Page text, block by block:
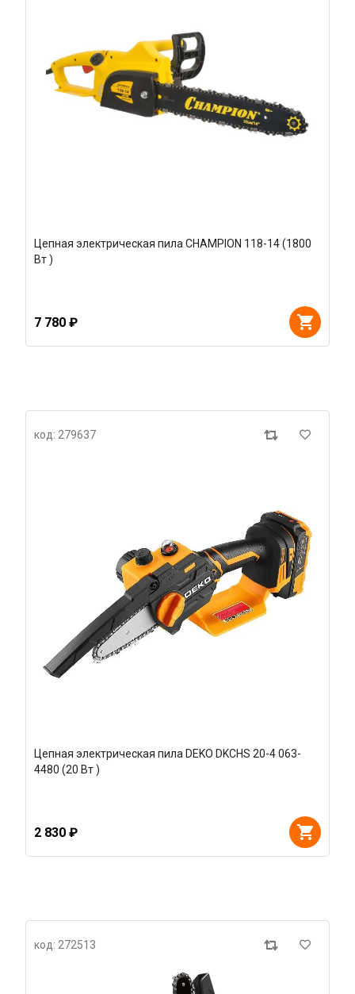
Цепная электрическая пила CHAMPION 118-14 (1800
Вт )
7 780 ₽
код: 279637
Цепная электрическая пила DEKO DKCHS 20-4 063-
4480 (20 Вт )
2 830 ₽
код: 272513